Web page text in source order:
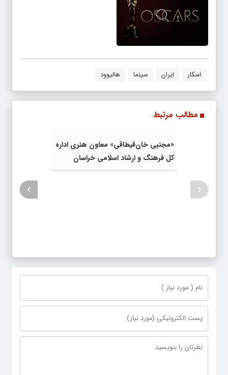
اسکار ایران سینما هالیوود
مطالب مرتبط
«مجتبی خان‌قیطاقی» معاون هنری اداره
کل فرهنگ و ارشاد اسلامی خراسان
رضوی شد
‹
›